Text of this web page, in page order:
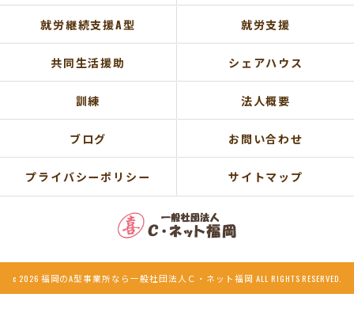
就労継続支援A型 就労支援
共同生活援助 シェアハウス
訓練 法人概要
ブログ お問い合わせ
プライバシーポリシー サイトマップ
c 2026 福岡のA型事業所なら一般社団法人Ｃ・ネット福岡 ALL RIGHTS RESERVED.